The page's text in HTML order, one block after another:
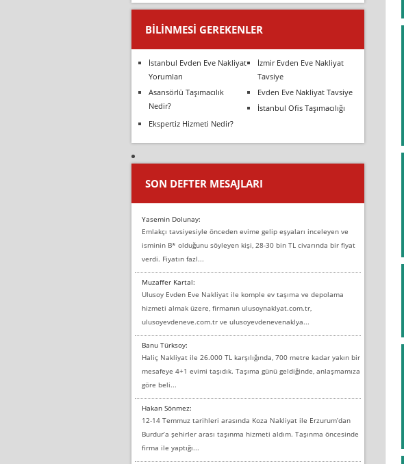
BILINMESI GEREKENLER
İstanbul Evden Eve Nakliyat
Yorumları
İzmir Evden Eve Nakliyat
Tavsiye
Asansörlü Taşımacılık
Nedir?
Evden Eve Nakliyat Tavsiye
İstanbul Ofis Taşımacılığı
Ekspertiz Hizmeti Nedir?
SON DEFTER MESAJLARI
Yasemin Dolunay:
Emlakçı tavsiyesiyle önceden evime gelip eşyaları inceleyen ve
isminin B* olduğunu söyleyen kişi, 28-30 bin TL civarında bir fiyat
verdi. Fiyatın fazl...
Muzaffer Kartal:
Ulusoy Evden Eve Nakliyat ile komple ev taşıma ve depolama
hizmeti almak üzere, firmanın ulusoynaklyat.com.tr,
ulusoyevdeneve.com.tr ve ulusoyevdenevenaklya...
Banu Türksoy:
Haliç Nakliyat ile 26.000 TL karşılığında, 700 metre kadar yakın bir
mesafeye 4+1 evimi taşıdık. Taşıma günü geldiğinde, anlaşmamıza
göre beli...
Hakan Sönmez:
12-14 Temmuz tarihleri arasında Koza Nakliyat ile Erzurum’dan
Burdur’a şehirler arası taşınma hizmeti aldım. Taşınma öncesinde
firma ile yaptığı...